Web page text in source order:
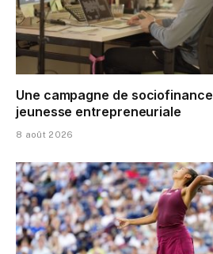
Une campagne de
jeunesse entrepreneuriale
8 août 2026